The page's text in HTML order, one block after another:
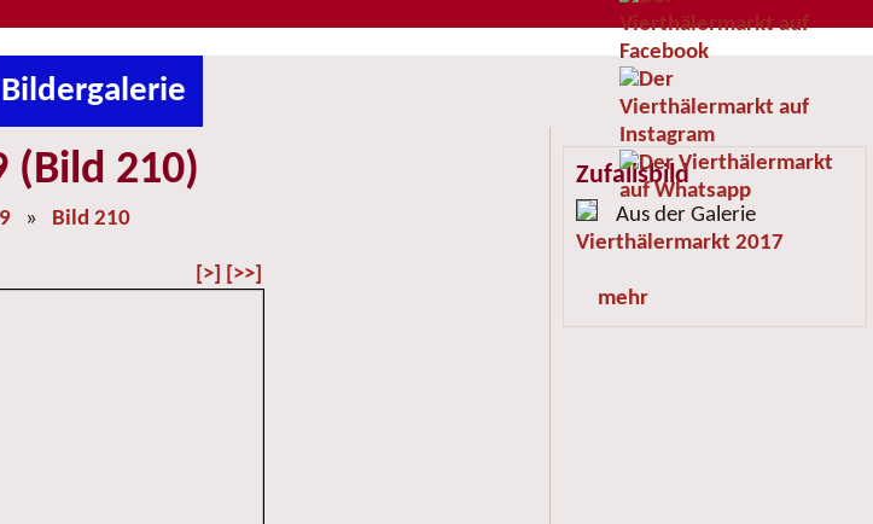
Bildergalerie
210)
» Bild 210
[>] [>>]
Zufallsbild
Aus der Galerie
Vierthälermarkt 2017
mehr